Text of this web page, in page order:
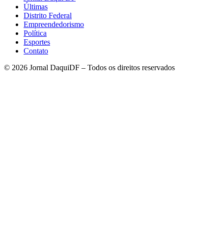
Últimas
Distrito Federal
Empreendedorismo
Política
Esportes
Contato
© 2026 Jornal DaquiDF – Todos os direitos reservados